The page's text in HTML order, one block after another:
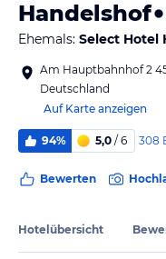
Handelshof
Ehemals: Select Hotel
Am Hauptbahnhof 2
Deutschland
Auf Karte anzeigen
94% 5,0 / 6 308
Bewerten
Hotelübersicht